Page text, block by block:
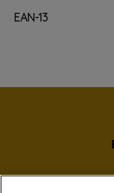
EAN-13